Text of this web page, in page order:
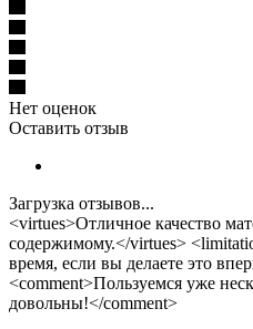
Нет оценок
Оставить отзыв
Загрузка отзывов...
<virtues>Отличное качество
содержимому.</virtues>
время, если вы делаете это
<comment>Пользуемся уже
довольны!</comment>